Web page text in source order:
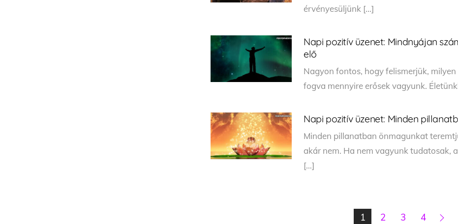
érvényesüljünk […]
Napi pozitív üzenet: Mindnyájan
elő
Nagyon fontos, hogy felismerjük,
fogva mennyire erősek vagyunk.
Napi pozitív üzenet: Minden
Minden pillanatban önmagunkat
akár nem. Ha nem vagyunk tudatosak,
[…]
1 2 3 4